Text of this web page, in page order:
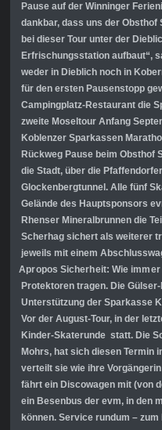
Pause auf der Winninger
dankbar, dass uns der
bei dieser Tour unter der
Erfrischungsstation aufbaut“,
weder in Dieblich noch in
für den ersten Pausenstopp
Campingplatz-Restaurant die
zweite Moseltour Anfang
Koblenzer Sparkassen
Rückweg Pause beim Obsthof
die Stadt, über die
Glockenbergtunnel. Alle fünf
Gelände des Hauptsponsors
Rhenser Mineralbrunnen die
Scherhag sichert als weiterer
jeweils mit einem
Apropos Sicherheit: Wie
Protektoren tragen. Die
Unterstützung der Sparkasse
Vor der August-Tour, in der
Kinder-Skaterunde statt. Die
Mohrs, hat sich diesen Termin
verteilt sie wie ihre
fährt ein Discowagen mit (von
ein Besenbus der evm, in den
können. Service rundum –